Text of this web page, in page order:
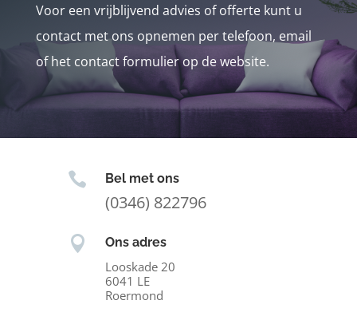
Voor een vrijblijvend advies of offerte kunt u
contact met ons opnemen per telefoon, email
of het contact formulier op de website.
 Bel met ons
(0346) 822796
 Ons adres
Looskade 20
6041 LE
Roermond